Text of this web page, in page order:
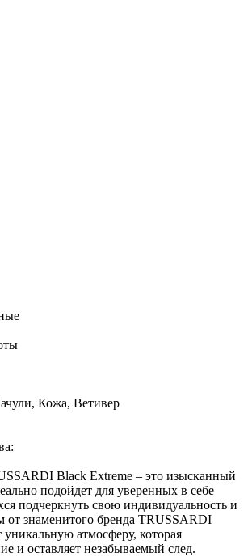
Кожа, Ветивер
Black Extreme – это изысканный
подойдет для уверенных в себе
подчеркнуть свою индивидуальность и
от знаменитого бренда TRUSSARDI
уникальную атмосферу, которая
и оставляет незабываемый след.